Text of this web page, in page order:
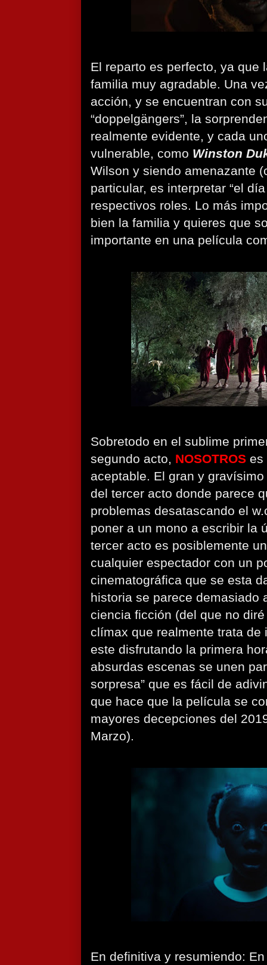
El reparto es perfecto, ya que
familia muy agradable. Una
acción, y se encuentran con
“doppelgängers”, la
realmente evidente, y cada
vulnerable, como Winston
Wilson y siendo amenazante
particular, es interpretar “el
respectivos roles. Lo más
bien la familia y quieres que
importante en una película
Sobretodo en el sublime
segundo acto, NOSOTROS es
aceptable. El gran y
del tercer acto donde parece
problemas desatascando el
poner a un mono a escribir la
tercer acto es posiblemente
cualquier espectador con un
cinematográfica que se esta
historia se parece demasiado
ciencia ficción (del que no
clímax que realmente trata de
este disfrutando la primera
absurdas escenas se unen
sorpresa” que es fácil de
que hace que la película se
mayores decepciones del
Marzo).
En definitiva y resumiendo: